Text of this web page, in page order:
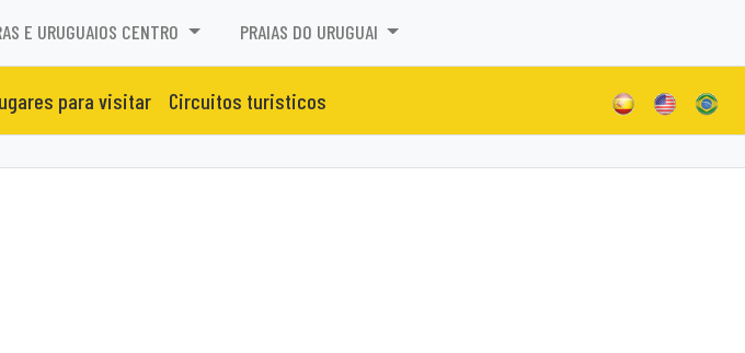
E URUGUAIOS CENTRO PRAIAS DO URUGUAI
para visitar Circuitos turisticos